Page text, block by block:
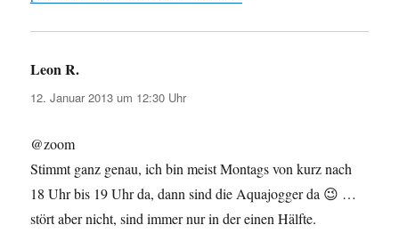
Leon R.
12. Januar 2013 um 12:30 Uhr
@zoom
Stimmt ganz genau, ich bin meist Montags von kurz nach
18 Uhr bis 19 Uhr da, dann sind die Aquajogger da 😉 …
stört aber nicht, sind immer nur in der einen Hälfte.